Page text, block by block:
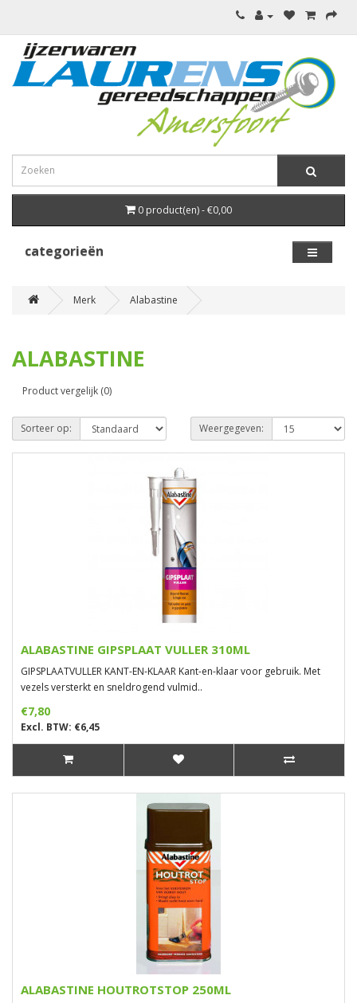
0 product(en) - €0,00
categorieën
Merk Alabastine
ALABASTINE
Product vergelijk (0)
Sorteer op: Weergegeven:
ALABASTINE GIPSPLAAT VULLER 310ML
GIPSPLAATVULLER KANT-EN-KLAAR Kant-en-klaar voor gebruik. Met
vezels versterkt en sneldrogend vulmid..
€7,80
Excl. BTW: €6,45
ALABASTINE HOUTROTSTOP 250ML